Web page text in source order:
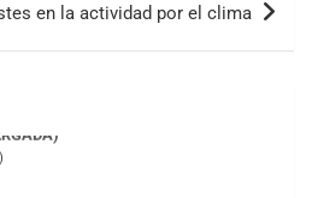
en la actividad por el clima